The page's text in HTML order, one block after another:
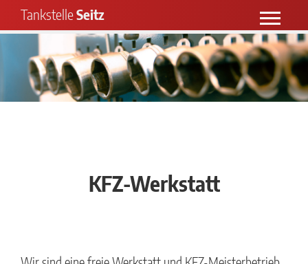
TankstelleSeitz
Backshop & Kaffee
Tanken und mehr
KFZ-Werkstatt
KFZ-Werkstatt